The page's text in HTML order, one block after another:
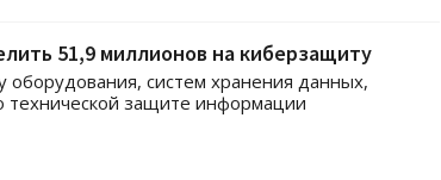
51,9 миллионов на киберзащиту
оборудования, систем хранения данных,
технической защите информации